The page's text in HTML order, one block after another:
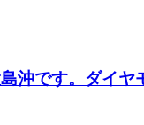
沖です。ダイヤ